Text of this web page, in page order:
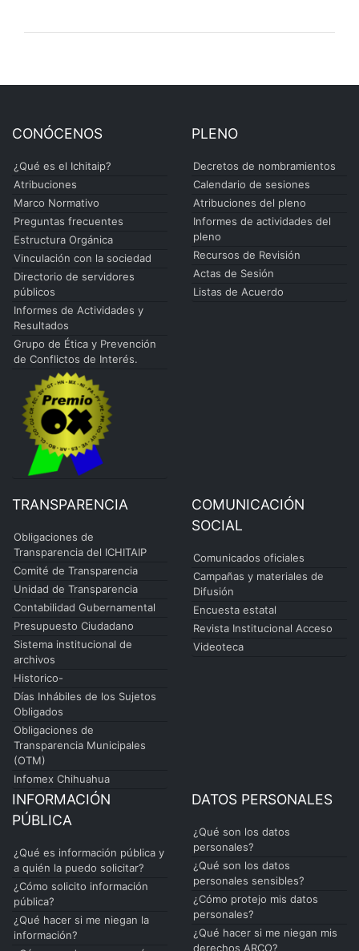
CONÓCENOS
¿Qué es el Ichitaip?
Atribuciones
Marco Normativo
Preguntas frecuentes
Estructura Orgánica
Vinculación con la sociedad
Directorio de servidores
públicos
Informes de Actividades y
Resultados
Grupo de Ética y Prevención
de Conflictos de Interés.
PLENO
Decretos de nombramientos
Calendario de sesiones
Atribuciones del pleno
Informes de actividades del
pleno
Recursos de Revisión
Actas de Sesión
Listas de Acuerdo
TRANSPARENCIA
Obligaciones de
Transparencia del ICHITAIP
Comité de Transparencia
Unidad de Transparencia
Contabilidad Gubernamental
Presupuesto Ciudadano
Sistema institucional de
archivos
Historico-
Días Inhábiles de los Sujetos
Obligados
Obligaciones de
Transparencia Municipales
(OTM)
Infomex Chihuahua
COMUNICACIÓN
SOCIAL
Comunicados oficiales
Campañas y materiales de
Difusión
Encuesta estatal
Revista Institucional Acceso
Videoteca
INFORMACIÓN
PÚBLICA
¿Qué es información pública y
a quién la puedo solicitar?
¿Cómo solicito información
pública?
¿Qué hacer si me niegan la
información?
DATOS PERSONALES
¿Qué son los datos
personales?
¿Qué son los datos
personales sensibles?
¿Cómo protejo mis datos
personales?
¿Qué hacer si me niegan mis
derechos ARCO?